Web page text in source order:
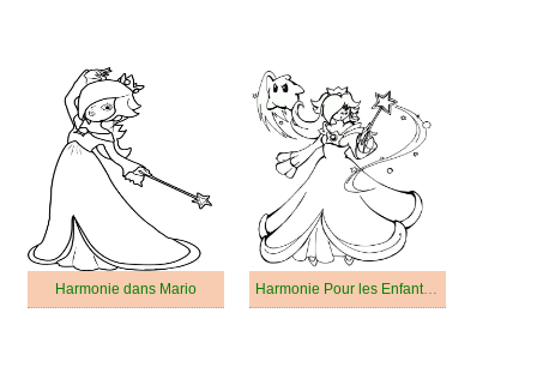
Harmonie dans Mario Harmonie Pour les Enfants de 1 An